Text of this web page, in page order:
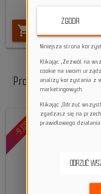
shopping_cart
Promocje
-9,09%
ZGODA
Niniejsza strona
Klikając „Zezwól na
cookie na swoim
analizy korzystania z
marketingowych.
Klikając „Odrzuć
zgadzasz się na
prawidłowego
ODRZUĆ